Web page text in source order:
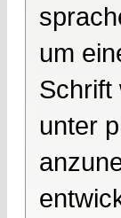
um
Schrift
unter